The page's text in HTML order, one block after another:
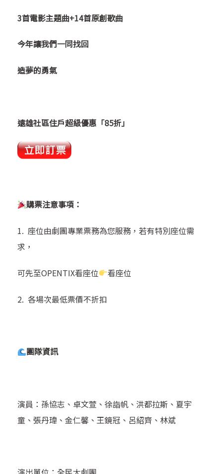
3首電影主題曲+14首原創歌曲
今年讓我們一同找回
造夢的勇氣
遠雄社區住戶超級優惠「85折」
購票注意事項：
1. 座位由劇團專業票務為您服務，若有特別座位需
求，
可先至OPENTIX看座位 看座位
2. 各場次最低票價不折扣
團隊資訊
演員：孫協志、卓文萱、徐詣帆、洪都拉斯、夏宇
童、張丹瑋、金仁馨、王鏡冠、呂紹齊、林斌